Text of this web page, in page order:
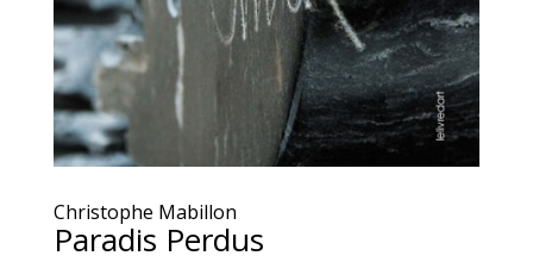
Christophe Mabillon
Paradis Perdus